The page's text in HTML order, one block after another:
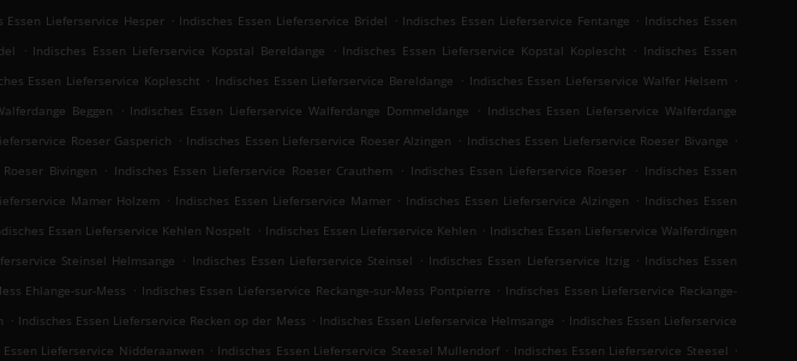
Essen Lieferservice Hesper . Indisches Essen Lieferservice Bridel . Indisches Essen Lieferservice Fentange . Indisches Essen
. Indisches Essen Lieferservice Kopstal Bereldange . Indisches Essen Lieferservice Kopstal Koplescht . Indisches Essen
Essen Lieferservice Koplescht . Indisches Essen Lieferservice Bereldange . Indisches Essen Lieferservice Walfer Helsem .
Beggen . Indisches Essen Lieferservice Walferdange Dommeldange . Indisches Essen Lieferservice Walferdange
Roeser Gasperich . Indisches Essen Lieferservice Roeser Alzingen . Indisches Essen Lieferservice Roeser Bivange .
Bivingen . Indisches Essen Lieferservice Roeser Crauthem . Indisches Essen Lieferservice Roeser . Indisches Essen
Mamer Holzem . Indisches Essen Lieferservice Mamer . Indisches Essen Lieferservice Alzingen . Indisches Essen
Essen Lieferservice Kehlen Nospelt . Indisches Essen Lieferservice Kehlen . Indisches Essen Lieferservice Walferdingen
Steinsel Helmsange . Indisches Essen Lieferservice Steinsel . Indisches Essen Lieferservice Itzig . Indisches Essen
Ehlange-sur-Mess . Indisches Essen Lieferservice Reckange-sur-Mess Pontpierre . Indisches Essen Lieferservice Reckange-
. Indisches Essen Lieferservice Recken op der Mess . Indisches Essen Lieferservice Helmsange . Indisches Essen Lieferservice
Essen Lieferservice Nidderaanwen . Indisches Essen Lieferservice Steesel Mullendorf . Indisches Essen Lieferservice Steesel .